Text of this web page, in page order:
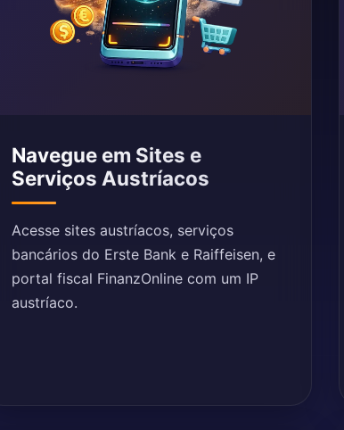
Navegue em Sites e
Serviços Austríacos
Acesse sites austríacos, serviços
bancários do Erste Bank e Raiffeisen, e
portal fiscal FinanzOnline com um IP
austríaco.